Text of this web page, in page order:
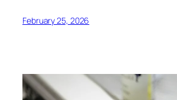
February 25, 2026